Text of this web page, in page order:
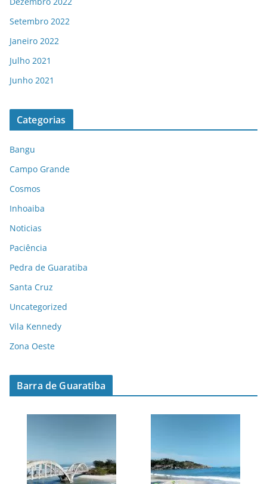
Setembro 2022
Janeiro 2022
Julho 2021
Junho 2021
Categorias
Bangu
Campo Grande
Cosmos
Inhoaiba
Noticias
Paciência
Pedra de Guaratiba
Santa Cruz
Uncategorized
Vila Kennedy
Zona Oeste
Barra de Guaratiba